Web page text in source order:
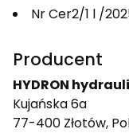
Nr Cer2/1 l /
Producent
HYDRON
Kujańska 6a
77-400 Złotów,